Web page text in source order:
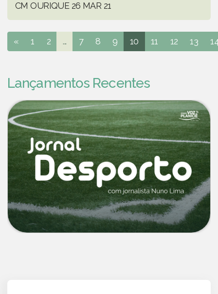
CM OURIQUE 26 MAR 21
« 1 2 ... 7 8 9 10 11 12 13
Lançamentos Recentes